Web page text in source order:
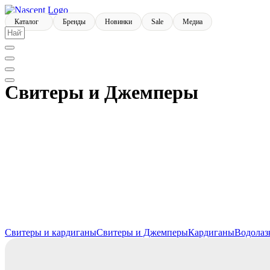
Каталог Бренды Новинки Sale Медиа
Свитеры и Джемперы
Свитеры и кардиганыСвитеры и ДжемперыКардиганы